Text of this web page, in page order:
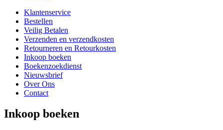
Klantenservice
Bestellen
Veilig Betalen
Verzenden en verzendkosten
Retourneren en Retourkosten
Inkoop boeken
Boekenzoekdienst
Nieuwsbrief
Over Ons
Contact
Inkoop boeken